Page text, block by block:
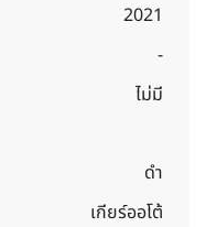
2021
-
ไม่มี
ดำ
เกียร์ออโต้